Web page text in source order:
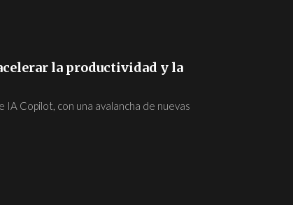
la productividad y la
Copilot, con una avalancha de nuevas